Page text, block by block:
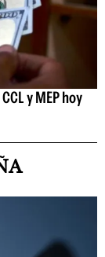
y MEP hoy